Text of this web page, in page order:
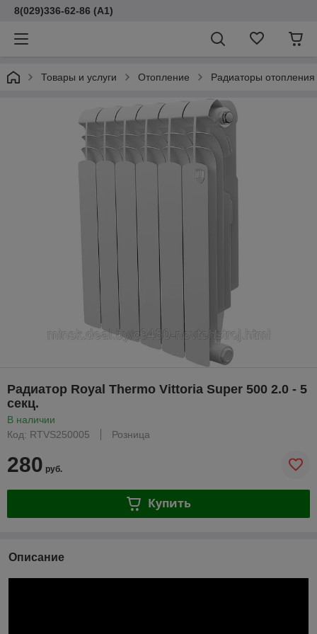
8(029)336-62-86 (A1)
Товары и услуги Отопление Радиаторы отопления
Радиатор Royal Thermo Vittoria Super 500 2.0 - 5
секц.
В наличии
Код: RTVS250005
Розница
280 руб.
Купить
Описание